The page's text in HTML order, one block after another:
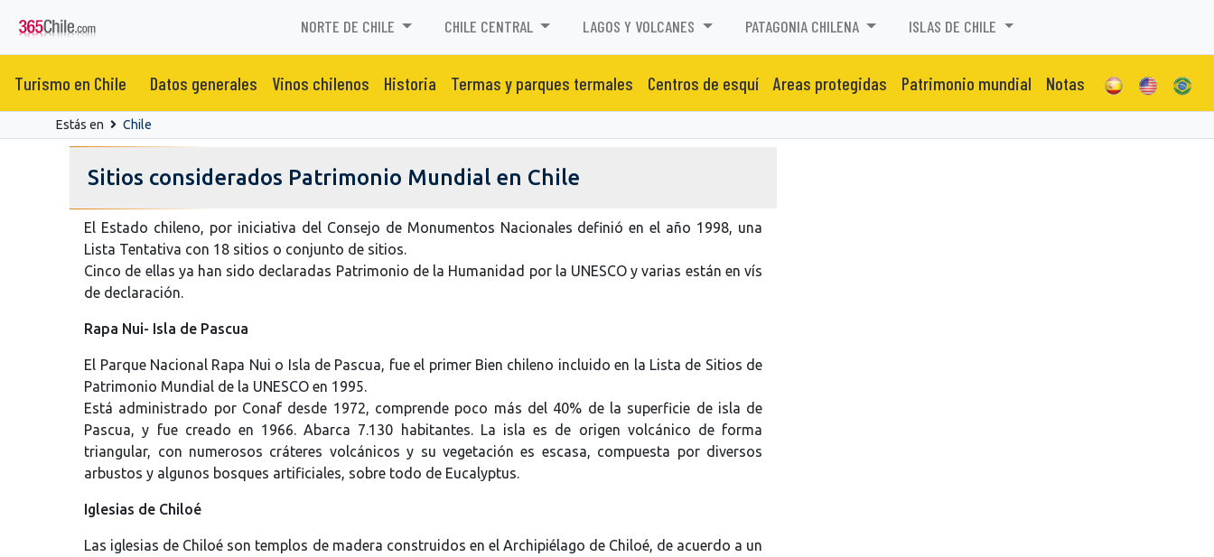
NORTE DE CHILE CHILE CENTRAL LAGOS Y VOLCANES PATAGONIA CHILENA ISLAS DE CHILE
Turismo en Chile Datos generales Vinos chilenos Historia Termas y parques termales Centros de esquí Areas protegidas Patrimonio mundial Notas
Estás en Chile
Sitios considerados Patrimonio Mundial en Chile
El Estado chileno, por iniciativa del Consejo de Monumentos Nacionales definió en el año 1998, una
Lista Tentativa con 18 sitios o conjunto de sitios.
Cinco de ellas ya han sido declaradas Patrimonio de la Humanidad por la UNESCO y varias están en vís
de declaración.
Rapa Nui- Isla de Pascua
El Parque Nacional Rapa Nui o Isla de Pascua, fue el primer Bien chileno incluido en la Lista de Sitios de
Patrimonio Mundial de la UNESCO en 1995.
Está administrado por Conaf desde 1972, comprende poco más del 40% de la superficie de isla de
Pascua, y fue creado en 1966. Abarca 7.130 habitantes. La isla es de origen volcánico de forma
triangular, con numerosos cráteres volcánicos y su vegetación es escasa, compuesta por diversos
arbustos y algunos bosques artificiales, sobre todo de Eucalyptus.
Iglesias de Chiloé
Las iglesias de Chiloé son templos de madera construidos en el Archipiélago de Chiloé, de acuerdo a un